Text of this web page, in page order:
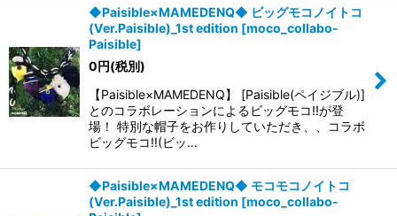
◆Paisible×MAMEDENQ◆ ビッグモコノイトコ
(Ver.Paisible)_1st edition [moco_collabo-
Paisible]
0円(税別)
【Paisible×MAMEDENQ】 [Paisible(ペイジブル)]
とのコラボレーションによるビッグモコ!!が登
場！ 特別な帽子をお作りしていただき、、コラボ
ビッグモコ!!(ビッ…
◆Paisible×MAMEDENQ◆ モコモコノイトコ
(Ver.Paisible)_1st edition [moco_collabo-